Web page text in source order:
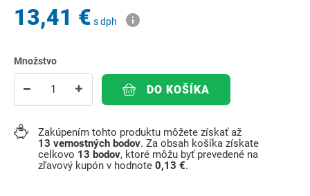
13,41 € s dph
Množstvo
DO KOŠÍKA
Zakúpením tohto produktu môžete získať až
13 vernostných bodov. Za obsah košíka získate
celkovo 13 bodov, ktoré môžu byť prevedené na
zľavový kupón v hodnote 0,13 €.